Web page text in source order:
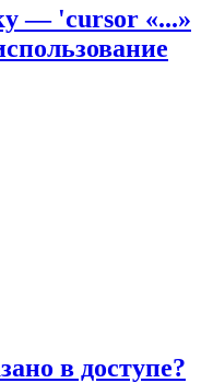
— 'cursor «...»
в доступе?